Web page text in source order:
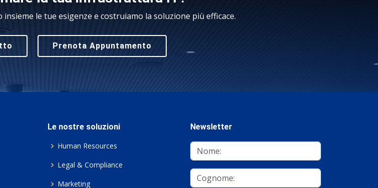
le tue esigenze e costruiamo la soluzione più efficace.
Prenota Appuntamento
Le nostre soluzioni
Human Resources
Legal & Compliance
Marketing
Newsletter